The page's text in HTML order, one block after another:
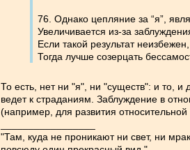
76. Однако цепляние за “я”,
Увеличивается из-за
Если такой результат неизбежен,
Тогда лучше созерцать
То есть, нет ни "я", ни "существ": и то,
ведет к страданиям. Заблуждение в
(например, для развития
"Там, куда не проникают ни свет, ни